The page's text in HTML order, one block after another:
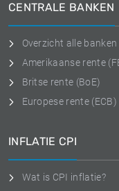
CENTRALE BANKEN
Overzicht alle banken
Amerikaanse rente
Britse rente (BoE)
Europese rente (ECB)
INFLATIE CPI
Wat is CPI inflatie?